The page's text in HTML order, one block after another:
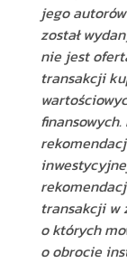
jego
został
nie jest
transakcji
transakcji w
o których
o obrocie